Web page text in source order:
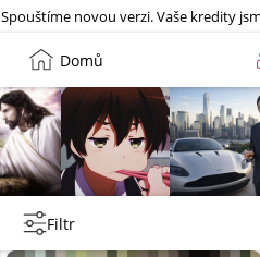
Spouštíme novou verzi. Vaše kredity
Domů
Filtr